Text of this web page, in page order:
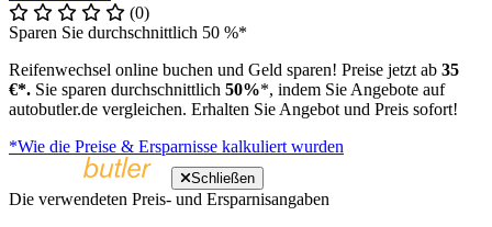
(0)
Sparen Sie durchschnittlich 50 %*
Reifenwechsel online buchen und Geld sparen! Preise jetzt ab 35
€*. Sie sparen durchschnittlich 50%*, indem Sie Angebote auf
autobutler.de vergleichen. Erhalten Sie Angebot und Preis sofort!
*Wie die Preise & Ersparnisse kalkuliert wurden
Schließen
Die verwendeten Preis- und Ersparnisangaben